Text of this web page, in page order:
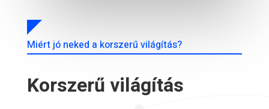
Miért jó neked a korszerű világítás?
Korszerű világítás